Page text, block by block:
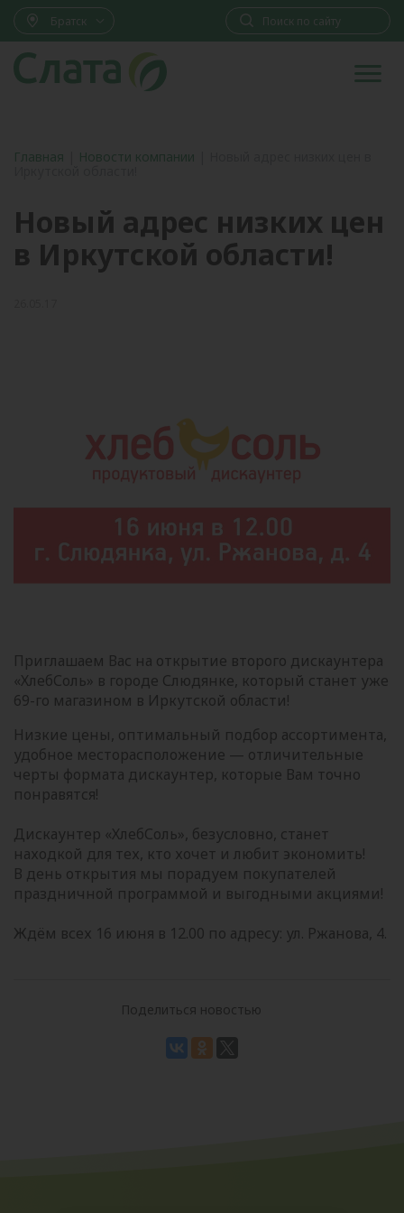
Братск
Главная Новости компании
Новый адрес низких цен
в Иркутской области!
Приглашаем Вас на открытие второго дискаунтера
«ХлебСоль» в городе Слюдянке, который станет уже
69-го магазином в Иркутской области!
Низкие цены, оптимальный подбор ассортимента,
удобное месторасположение — отличительные
черты формата дискаунтер, которые Вам точно
понравятся!
Дискаунтер «ХлебСоль», безусловно, станет
находкой для тех, кто хочет и любит экономить!
В день открытия мы порадуем покупателей
праздничной программой и выгодными акциями!
Ждём всех 16 июня в 12.00 по адресу: ул. Ржанова, 4.
Поделиться новостью